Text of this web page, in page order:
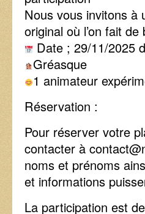
Nous vous invitons à
original où l’on fait
Date ; 29/11/2025
Gréasque
1 animateur
Réservation :
Pour réserver votre
contacter à
noms et prénoms
et informations
La participation est